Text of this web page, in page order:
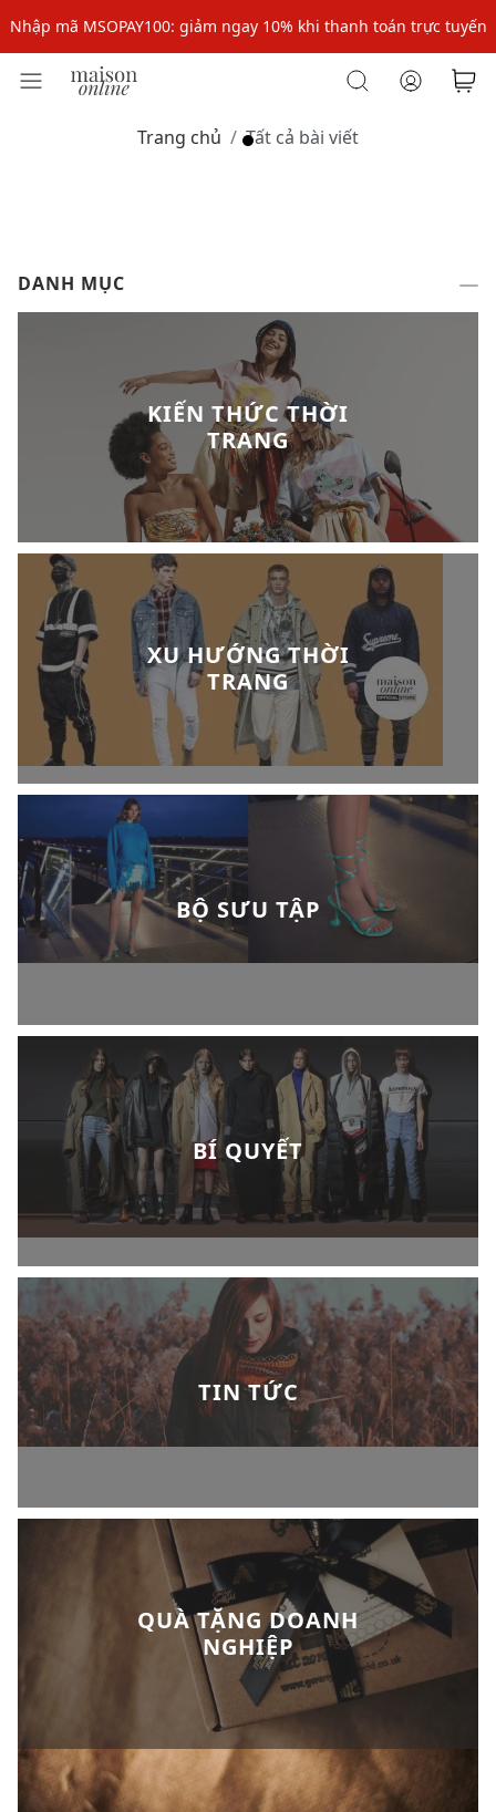
Nhập mã MSOPAY100: giảm ngay 10% khi thanh toán trực tuyến
Nhập mã: MSOXINCHAO - Giảm 10% đơn đầu cho thành viên mới!
Nhập mã: MSOXINCHAO - Giảm 10% đơn đầu cho thành viên mới!
Trang chủ Tất cả bài viết
DANH MỤC
KIẾN THỨC THỜI
TRANG
XU HƯỚNG THỜI
TRANG
BỘ SƯU TẬP
BÍ QUYẾT
TIN TỨC
QUÀ TẶNG DOANH
NGHIỆP
BÀI VIẾT NỔI BẬT